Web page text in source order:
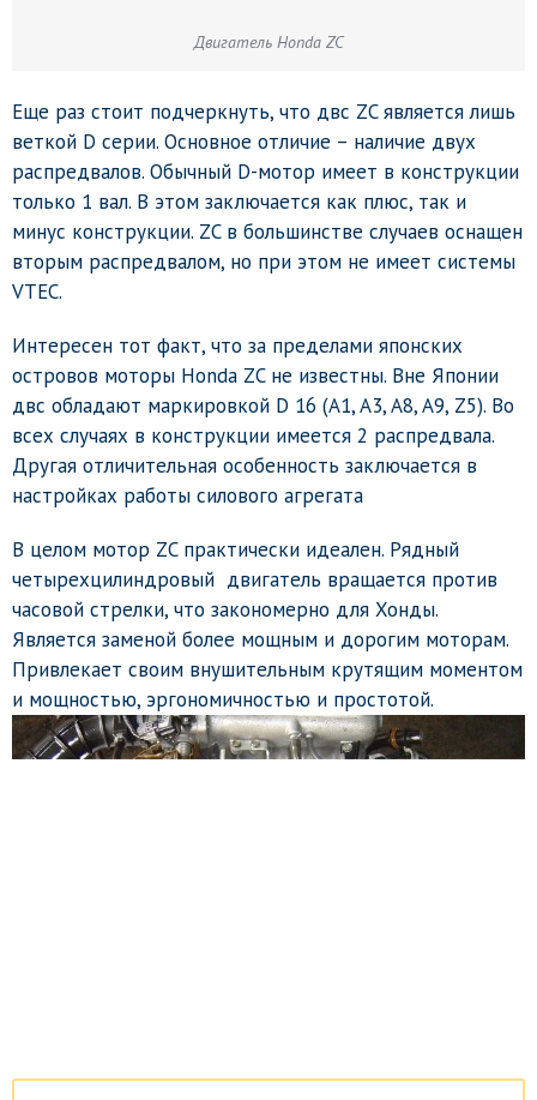
Двигатель Honda ZC
Еще раз стоит подчеркнуть, что двс ZC является лишь
веткой D серии. Основное отличие – наличие двух
распредвалов. Обычный D-мотор имеет в конструкции
только 1 вал. В этом заключается как плюс, так и
минус конструкции. ZC в большинстве случаев оснащен
вторым распредвалом, но при этом не имеет системы
VTEC.
Интересен тот факт, что за пределами японских
островов моторы Honda ZC не известны. Вне Японии
двс обладают маркировкой D 16 (A1, A3, A8, A9, Z5). Во
всех случаях в конструкции имеется 2 распредвала.
Другая отличительная особенность заключается в
настройках работы силового агрегата
В целом мотор ZC практически идеален. Рядный
четырехцилиндровый двигатель вращается против
часовой стрелки, что закономерно для Хонды.
Является заменой более мощным и дорогим моторам.
Привлекает своим внушительным крутящим моментом
и мощностью, эргономичностью и простотой.